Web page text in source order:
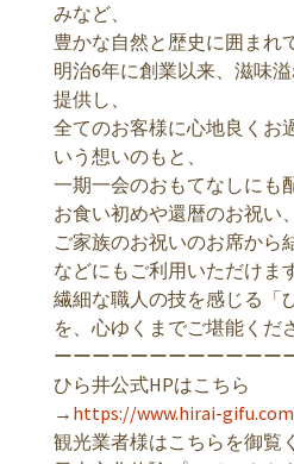
みなど、
豊かな自然と歴史に囲まれ
明治6年に創業以来、滋味
提供し、
全てのお客様に心地良くお
いう想いのもと、
一期一会のおもてなしにも
お食い初めや還暦のお祝い
ご家族のお祝いのお席から
などにもご利用いただけま
繊細な職人の技を感じる「
を、心ゆくまでご堪能くだ
ーーーーーーーーーーーー
ひら井公式HPはこちら
→ https://www.hirai-
観光業者様はこちらを御覧